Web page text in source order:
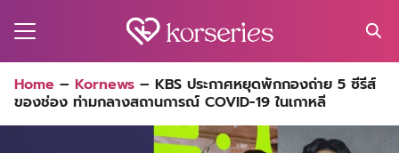
for:
Home – Kornews – KBS ประกาศหยุดพักกองถ่าย 5 ซีรีส์
ของช่อง ท่ามกลางสถานการณ์ COVID-19 ในเกาหลี